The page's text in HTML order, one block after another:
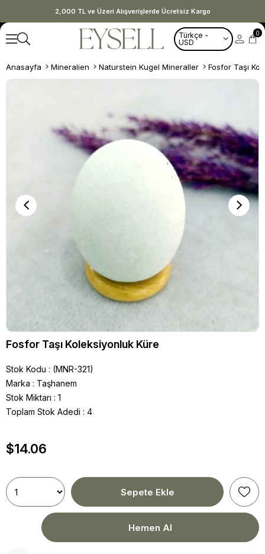
2,000 TL ve Üzeri Alışverişlerde Ücretsiz Kargo
Türkçe -
USD
0
Anasayfa Mineralien Naturstein Kugel Mineraller Fosfor Taşı
Fosfor Taşı Koleksiyonluk Küre
Stok Kodu
(MNR-321)
Marka : Taşhanem
Stok Miktarı : 1
Toplam Stok Adedi : 4
$14.06